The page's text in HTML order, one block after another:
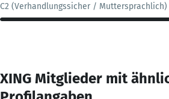
C2 (Verhandlungssicher / Muttersprachlich)
XING Mitglieder mit